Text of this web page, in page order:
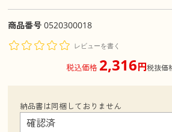
商品番号 0520300018
レビューを書く
税込価格 2,316円税抜価
納品書は同梱しておりません